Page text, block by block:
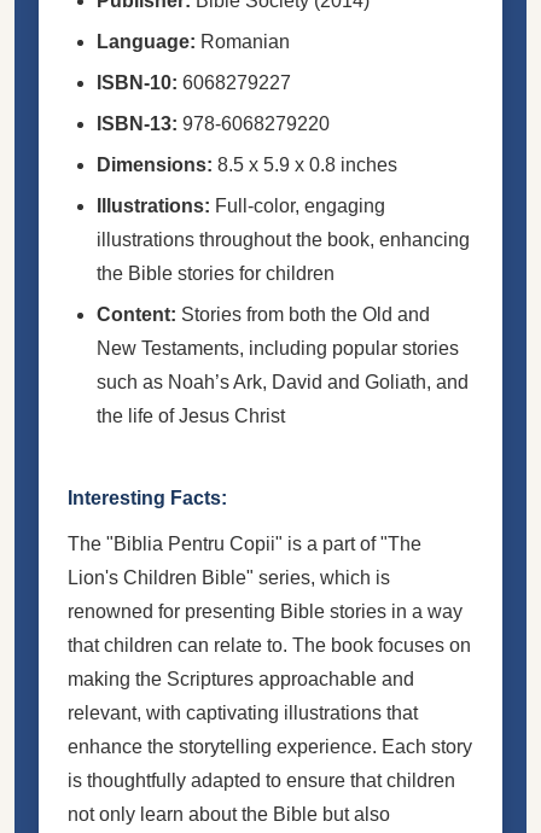
Language: Romanian
ISBN-10: 6068279227
ISBN-13: 978-6068279220
Dimensions: 8.5 x 5.9 x 0.8 inches
Illustrations: Full-color, engaging
illustrations throughout the book, enhancing
the Bible stories for children
Content: Stories from both the Old and
New Testaments, including popular stories
such as Noah’s Ark, David and Goliath, and
the life of Jesus Christ
Interesting Facts:
The "Biblia Pentru Copii" is a part of "The
Lion's Children Bible" series, which is
renowned for presenting Bible stories in a way
that children can relate to. The book focuses on
making the Scriptures approachable and
relevant, with captivating illustrations that
enhance the storytelling experience. Each story
is thoughtfully adapted to ensure that children
not only learn about the Bible but also